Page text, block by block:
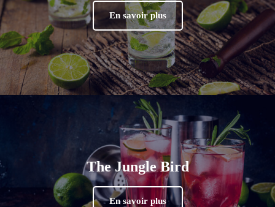
En savoir plus
The Jungle Bird
En savoir plus